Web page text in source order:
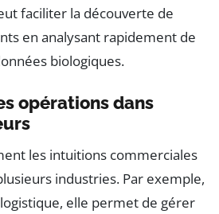
faciliter la découverte de
en analysant rapidement de
biologiques.
opérations dans
les intuitions commerciales
industries. Par exemple,
elle permet de gérer